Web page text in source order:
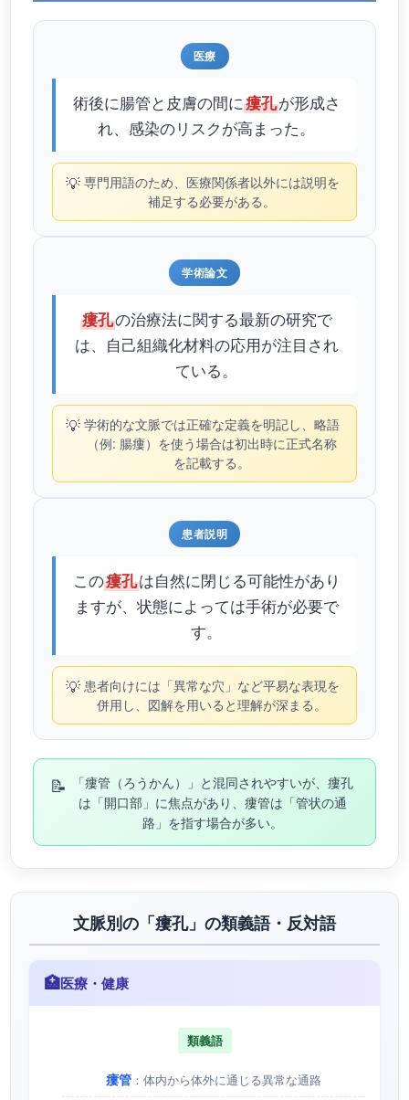
医療
術後に腸管と皮膚の間に瘻孔が形成さ
れ、感染のリスクが高まった。
💡 専門用語のため、医療関係者以外には説明を
補足する必要がある。
学術論文
瘻孔の治療法に関する最新の研究で
は、自己組織化材料の応用が注目され
ている。
💡 学術的な文脈では正確な定義を明記し、略語
（例: 腸瘻）を使う場合は初出時に正式名称
を記載する。
患者説明
この瘻孔は自然に閉じる可能性があり
ますが、状態によっては手術が必要で
す。
💡 患者向けには「異常な穴」など平易な表現を
併用し、図解を用いると理解が深まる。
📝
「瘻管（ろうかん）」と混同されやすいが、瘻孔
は「開口部」に焦点があり、瘻管は「管状の通
路」を指す場合が多い。
文脈別の「瘻孔」の類義語・反対語
🏥医療・健康
類義語
瘻管 ：体内から体外に通じる異常な通路